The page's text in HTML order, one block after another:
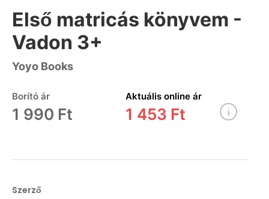
Első matricás könyvem -
Vadon 3+
Yoyo Books
Borító ár
1 990 Ft
Aktuális online ár
1 453 Ft
Szerző